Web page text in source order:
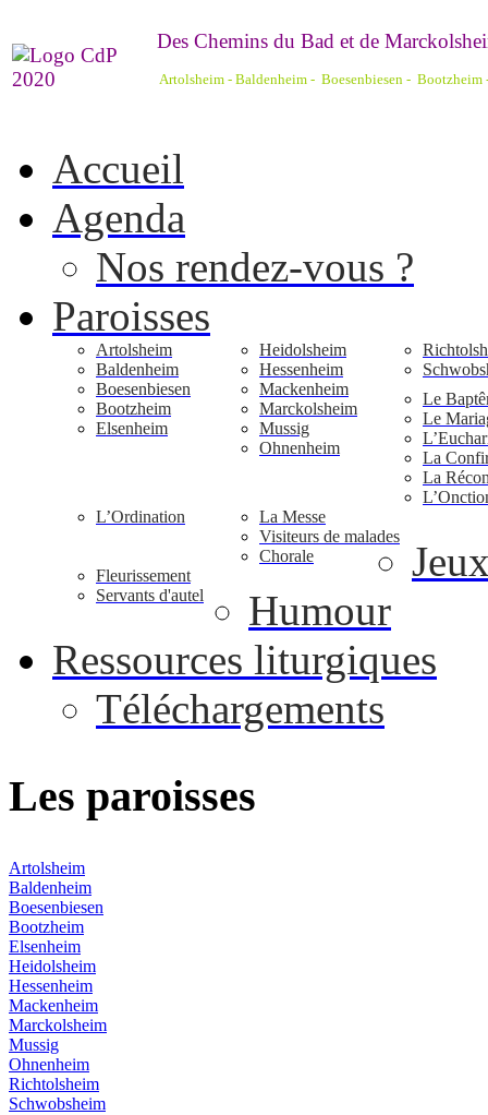
Des Chemins du Bad et de
Artolsheim - Baldenheim - Boesenbiesen -
Accueil
Agenda
Nos rendez-vous ?
Paroisses
Artolsheim
Baldenheim
Boesenbiesen
Bootzheim
Elsenheim
Heidolsheim
Hessenheim
Mackenheim
Marckolsheim
Mussig
Ohnenheim
Le
Le
La
La
L’Ordination
La Messe
Visiteurs de malades
Chorale
Fleurissement
Servants d'autel
Humour
Ressources liturgiques
Téléchargements
Les paroisses
Artolsheim
Baldenheim
Boesenbiesen
Bootzheim
Elsenheim
Heidolsheim
Hessenheim
Mackenheim
Marckolsheim
Mussig
Ohnenheim
Richtolsheim
Schwobsheim